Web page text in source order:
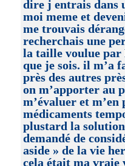
dire j entrais dans
moi meme et
me trouvais
recherchais une
la taille voulue
que je sois. il m’a
près des autres
on m’apporter au
m’évaluer et
médicaments
plustard la
demandé de
aside » de la vie
cela était ma vraie